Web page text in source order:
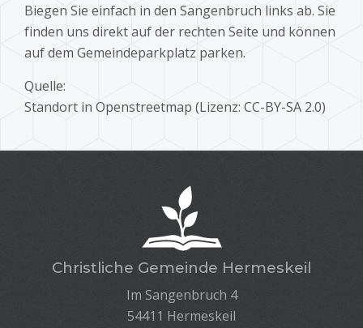
Biegen Sie einfach in den Sangenbruch links ab. Sie
finden uns direkt auf der rechten Seite und können
auf dem Gemeindeparkplatz parken.
Quelle:
Standort in Openstreetmap (Lizenz: CC-BY-SA 2.0)
Christliche Gemeinde Hermeskeil
Im Sangenbruch 4
54411 Hermeskeil